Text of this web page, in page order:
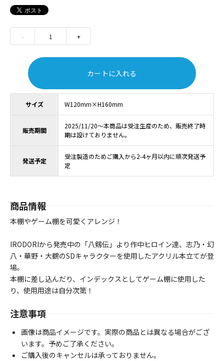
サイズ W120mm×H160mm
販売期間
2025/11/20～本商品は受注生産のため、販売終了時
期は設けておりません。
発送予定
受注製造のためご購入から2-4ヶ月以内に順次発送予
定
- 1 +
カートに入れる
商品情報
本棚やゲーム棚を可愛くアレンジ！
IRODORIから発売中の「八剱伝」より作中ヒロイン達、志乃・幻
八・華野・大鶴のSDキャラクターを使用したアクリル本立てが登
場。
本棚に差し込んだり、インデックスとしてゲーム棚に使用した
り、使用用途は自分次第！
注意事項
画像は商品イメージです。実際の商品とは異なる場合がござ
います。予めご了承ください。
ご購入後のキャンセルは承っておりません。